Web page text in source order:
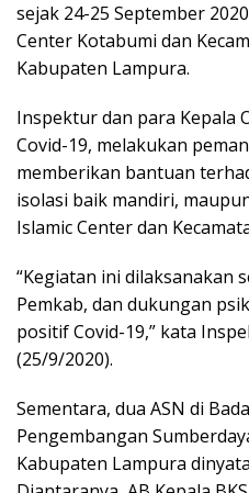
sejak 24-25 September
Center Kotabumi dan
Kabupaten Lampura.
Inspektur dan para Kepala
Covid-19, melakukan
memberikan bantuan
isolasi baik mandiri,
Islamic Center dan
“Kegiatan ini dilaksanakan
Pemkab, dan dukungan
positif Covid-19,” kata
(25/9/2020).
Sementara, dua ASN di
Pengembangan
Kabupaten Lampura